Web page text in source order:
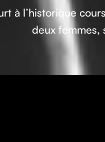
à l’historique
deux femmes,